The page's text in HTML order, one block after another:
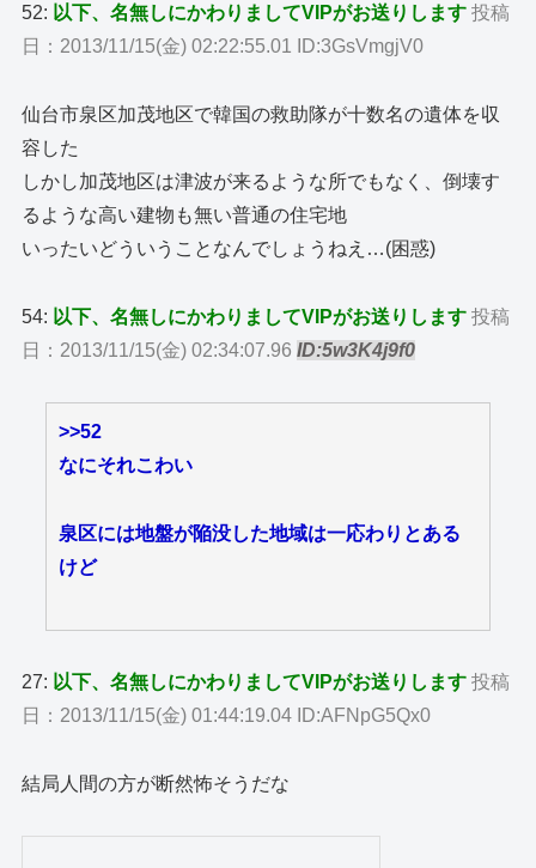
52: 以下、名無しにかわりましてVIPがお送りします 投稿
日：2013/11/15(金) 02:22:55.01 ID:3GsVmgjV0
仙台市泉区加茂地区で韓国の救助隊が十数名の遺体を収
容した
しかし加茂地区は津波が来るような所でもなく、倒壊す
るような高い建物も無い普通の住宅地
いったいどういうことなんでしょうねえ…(困惑)
54: 以下、名無しにかわりましてVIPがお送りします 投稿
日：2013/11/15(金) 02:34:07.96ID:5w3K4j9f0
>>52
なにそれこわい
泉区には地盤が陥没した地域は一応わりとある
けど
27: 以下、名無しにかわりましてVIPがお送りします 投稿
日：2013/11/15(金) 01:44:19.04 ID:AFNpG5Qx0
結局人間の方が断然怖そうだな